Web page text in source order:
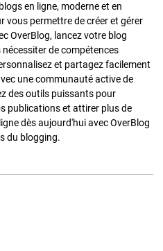
en ligne, moderne et en
vous permettre de créer et gérer
OverBlog, lancez votre blog
de compétences
et partagez facilement
une communauté active de
des outils puissants pour
publications et attirer plus de
dès aujourd'hui avec OverBlog
du blogging.